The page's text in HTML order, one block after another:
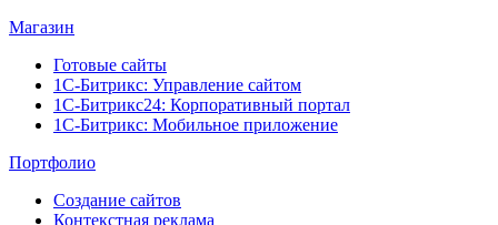
Магазин
Готовые сайты
1С-Битрикс: Управление сайтом
1С-Битрикс24: Корпоративный портал
1С-Битрикс: Мобильное приложение
Портфолио
Создание сайтов
Контекстная реклама